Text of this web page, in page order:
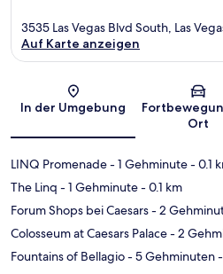
Karte
3535 Las Vegas Blvd South, Las
Auf Karte anzeigen
In der Umgebung
Ort
LINQ Promenade- 1 Gehminute- 0.1
The Linq - 1 Gehminute- 0.1 km
Forum Shops bei Caesars- 2
Colosseum at Caesars Palace- 2
Fountains of Bellagio- 5 Gehminuten